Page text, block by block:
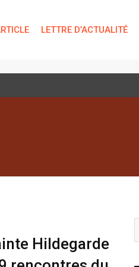
LETTRE D’ACTUALITÉ
Hildegarde